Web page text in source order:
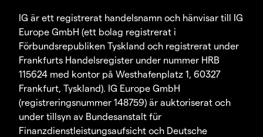
IG är ett registrerat handelsnamn och hänvisar till IG
Europe GmbH (ett bolag registrerat i
Förbundsrepubliken Tyskland och registrerat under
Frankfurts Handelsregister under nummer HRB
115624 med kontor på Westhafenplatz 1, 60327
Frankfurt, Tyskland). IG Europe GmbH
(registreringsnummer 148759) är auktoriserat och
under tillsyn av Bundesanstalt für
Finanzdienstleistungsaufsicht och Deutsche